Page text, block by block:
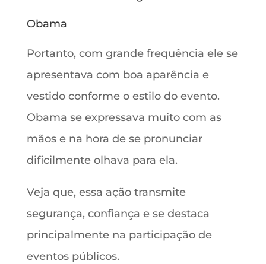
Obama
Portanto, com grande frequência ele se
apresentava com boa aparência e
vestido conforme o estilo do evento.
Obama se expressava muito com as
mãos e na hora de se pronunciar
dificilmente olhava para ela.
Veja que, essa ação transmite
segurança, confiança e se destaca
principalmente na participação de
eventos públicos.